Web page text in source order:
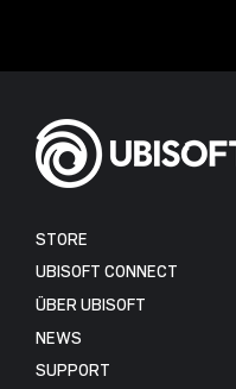
STORE
UBISOFT CONNECT
ÜBER UBISOFT
NEWS
SUPPORT